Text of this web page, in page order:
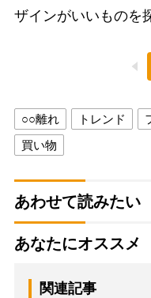
ザインがいいものを
○○離れ トレンド
買い物
あわせて読みたい
あなたにオススメ
関連記事